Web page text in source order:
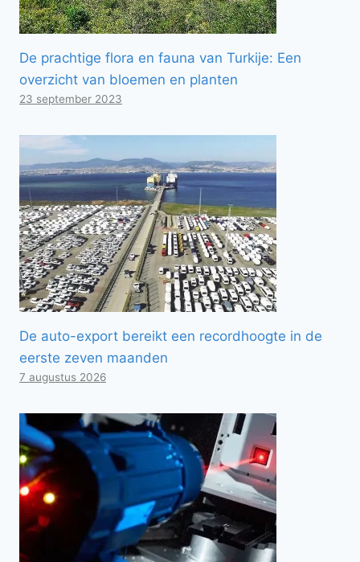
De prachtige flora en fauna van Turkije: Een
overzicht van bloemen en planten
23 september 2023
De auto-export bereikt een recordhoogte in de
eerste zeven maanden
7 augustus 2026